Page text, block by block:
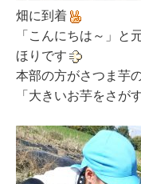
畑に到着
「こんにちは～」と
ほりです
本部の方がさつま芋
「大きいお芋をさが